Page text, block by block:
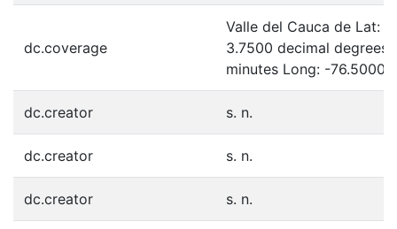
dc.coverage
Valle del Cauca de Lat:
3.7500 decimal degrees
minutes Long: -76.5000
dc.creator s. n.
dc.creator s. n.
dc.creator s. n.